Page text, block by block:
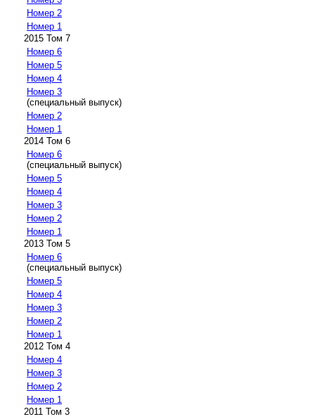
Номер 2
Номер 1
2015 Том 7
Номер 6
Номер 5
Номер 4
Номер 3
(специальный выпуск)
Номер 2
Номер 1
2014 Том 6
Номер 6
(специальный выпуск)
Номер 5
Номер 4
Номер 3
Номер 2
Номер 1
2013 Том 5
Номер 6
(специальный выпуск)
Номер 5
Номер 4
Номер 3
Номер 2
Номер 1
2012 Том 4
Номер 4
Номер 3
Номер 2
Номер 1
2011 Том 3